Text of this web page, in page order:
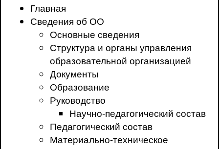
Главная
Сведения об ОО
Основные сведения
Структура и органы управления
образовательной организацией
Документы
Образование
Руководство
Научно-педагогический состав
Педагогический состав
Материально-техническое